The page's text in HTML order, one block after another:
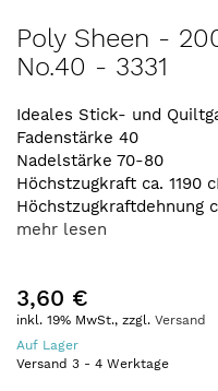
Zum
Anfang
der
springen
Poly Sheen -
No.40 - 3331
Ideales Stick- und
Fadenstärke 40
Nadelstärke 70-80
Höchstzugkraft ca. 1190
Höchstzugkraftdehnung
mehr lesen
3,60 €
inkl. 19% MwSt., zzgl. Versand
Auf Lager
Versand 3 - 4 Werktage